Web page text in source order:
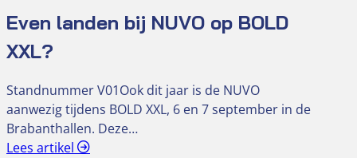
Even landen bij NUVO op BOLD
XXL?
Standnummer V01Ook dit jaar is de NUVO
aanwezig tijdens BOLD XXL, 6 en 7 september in de
Brabanthallen. Deze…
Lees artikel